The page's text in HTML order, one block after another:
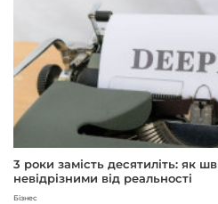
3 роки замість десятиліть: як
невідрізними від реальності
Бізнес